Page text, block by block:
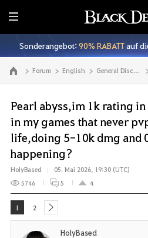
A
l
l
e
Sonderangebot:90% RABATTauf
Zur Hauptseite Forum English General Discussion
Pearl abyss,im 1k rating in
in my games that never
life,doing 5-10k dmg and
happening?
HolyBased
05. Mai 2026, 19:30 (UTC)
5746
5 4
1 2 next
HolyBased